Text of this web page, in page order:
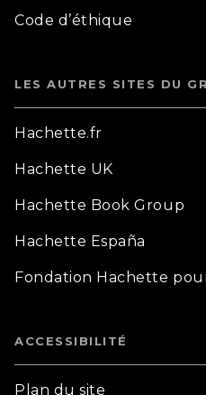
Code d’éthique
LES AUTRES SITES DU
Hachette.fr
Hachette UK
Hachette Book Group
Hachette España
Fondation Hachette
ACCESSIBILITÉ
Plan du site